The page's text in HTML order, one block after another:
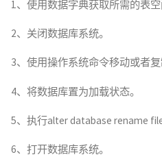
说
明"
1、使用数据字典获取所需的表
2、关闭数据库系统。
3、使用操作系统命令移动或者复
4、将数据库置为加载状态。
5、执行alter database rename file
6、打开数据库系统。